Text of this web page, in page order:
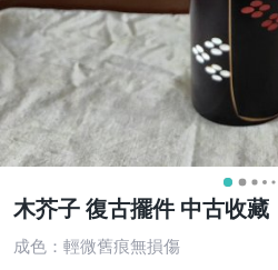
木芥子 復古擺件 中古收藏
成色：輕微舊痕無損傷